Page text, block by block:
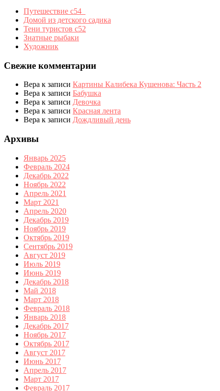
Путешествие с54_
Домой из детского садика
Тени туристов с52
Знатные рыбаки
Художник
Свежие комментарии
Вера к записи Картины Калибека Кушенова: Часть 2
Вера к записи Бабушка
Вера к записи Девочка
Вера к записи Красная лента
Вера к записи Дождливый день
Архивы
Январь 2025
Февраль 2024
Декабрь 2022
Ноябрь 2022
Апрель 2021
Март 2021
Апрель 2020
Декабрь 2019
Ноябрь 2019
Октябрь 2019
Сентябрь 2019
Август 2019
Июль 2019
Июнь 2019
Декабрь 2018
Май 2018
Март 2018
Февраль 2018
Январь 2018
Декабрь 2017
Ноябрь 2017
Октябрь 2017
Август 2017
Июнь 2017
Апрель 2017
Март 2017
Февраль 2017